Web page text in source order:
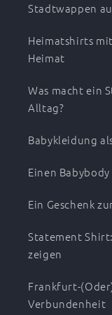
Stadtwappen
Heimatshirts
Heimat
Was macht ein
Alltag?
Babykleidung
Einen
Ein Geschenk
Statement
zeigen
Frankfurt-
Verbundenheit